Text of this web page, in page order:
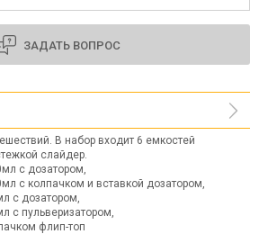
ЗАДАТЬ ВОПРОС
В набор входит 6 емкостей
слайдер.
с дозатором,
с колпачком и вставкой дозатором,
с дозатором,
с пульверизатором,
флип-топ